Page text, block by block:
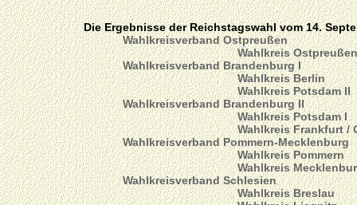
Die Ergebnisse der Reichstagswahl vom 14.
Wahlkreisverband Ostpreußen
Wahlkreis Ostpreußen
Wahlkreisverband Brandenburg I
Wahlkreis Berlin
Wahlkreis Potsdam II
Wahlkreisverband Brandenburg II
Wahlkreis Potsdam I
Wahlkreis Frankfurt /
Wahlkreisverband Pommern-Mecklenburg
Wahlkreis Pommern
Wahlkreis
Wahlkreisverband Schlesien
Wahlkreis Breslau